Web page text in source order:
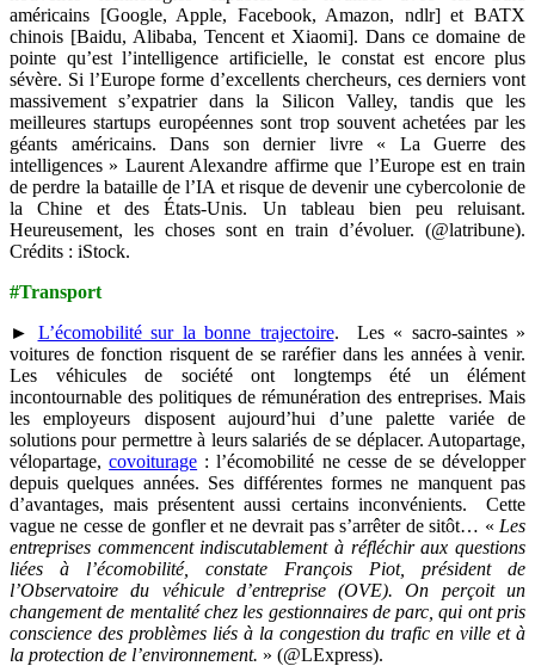
américains [Google, Apple, Facebook, Amazon, ndlr] et BATX
chinois [Baidu, Alibaba, Tencent et Xiaomi]. Dans ce domaine de
pointe qu’est l’intelligence artificielle, le constat est encore plus
sévère. Si l’Europe forme d’excellents chercheurs, ces derniers vont
massivement s’expatrier dans la Silicon Valley, tandis que les
meilleures startups européennes sont trop souvent achetées par les
géants américains. Dans son dernier livre « La Guerre des
intelligences » Laurent Alexandre affirme que l’Europe est en train
de perdre la bataille de l’IA et risque de devenir une cybercolonie de
la Chine et des États-Unis. Un tableau bien peu reluisant.
Heureusement, les choses sont en train d’évoluer. (@latribune).
Crédits : iStock.
#Transport
► L’écomobilité sur la bonne trajectoire. Les « sacro-saintes »
voitures de fonction risquent de se raréfier dans les années à venir.
Les véhicules de société ont longtemps été un élément
incontournable des politiques de rémunération des entreprises. Mais
les employeurs disposent aujourd’hui d’une palette variée de
solutions pour permettre à leurs salariés de se déplacer. Autopartage,
vélopartage,covoiturage : l’écomobilité ne cesse de se développer
depuis quelques années. Ses différentes formes ne manquent pas
d’avantages, mais présentent aussi certains inconvénients. Cette
vague ne cesse de gonfler et ne devrait pas s’arrêter de sitôt… « Les
entreprises commencent indiscutablement à réfléchir aux questions
liées à l’écomobilité, constate François Piot, président de
l’Observatoire du véhicule d’entreprise (OVE). On perçoit un
changement de mentalité chez les gestionnaires de parc, qui ont pris
conscience des problèmes liés à la congestion du trafic en ville et à
la protection de l’environnement. » (@LExpress).